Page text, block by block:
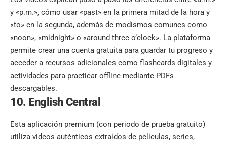
y «p.m.», cómo usar «past» en la primera mitad de la hora y
«to» en la segunda, además de modismos comunes como
«noon», «midnight» o «around three o’clock». La plataforma
permite crear una cuenta gratuita para guardar tu progreso y
acceder a recursos adicionales como flashcards digitales y
actividades para practicar offline mediante PDFs
descargables.
10. English Central
Esta aplicación premium (con periodo de prueba gratuito)
utiliza videos auténticos extraídos de películas, series,